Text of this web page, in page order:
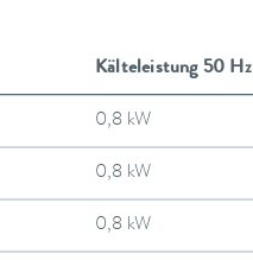
Kälteleistung 50 Hz
0,8 kW
0,8 kW
0,8 kW